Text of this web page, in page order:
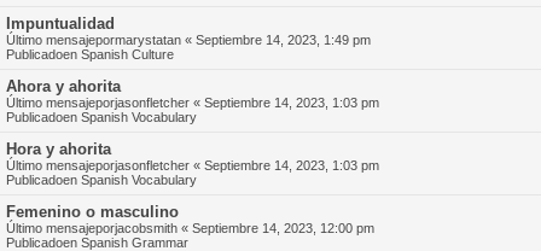
Impuntualidad
Último mensajepormarystatan « Septiembre 14, 2023, 1:49 pm
Publicadoen Spanish Culture
Ahora y ahorita
Último mensajeporjasonfletcher « Septiembre 14, 2023, 1:03 pm
Publicadoen Spanish Vocabulary
Hora y ahorita
Último mensajeporjasonfletcher « Septiembre 14, 2023, 1:03 pm
Publicadoen Spanish Vocabulary
Femenino o masculino
Último mensajeporjacobsmith « Septiembre 14, 2023, 12:00 pm
Publicadoen Spanish Grammar